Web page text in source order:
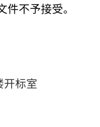
件不予接受。
开标室